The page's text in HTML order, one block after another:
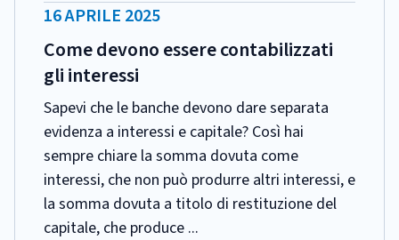
DATA
PUBBLICAZIONE:
16 APRILE 2025
Come devono essere contabilizzati
gli interessi
Sapevi che le banche devono dare separata
evidenza a interessi e capitale? Così hai
sempre chiare la somma dovuta come
interessi, che non può produrre altri interessi, e
la somma dovuta a titolo di restituzione del
capitale, che produce ...